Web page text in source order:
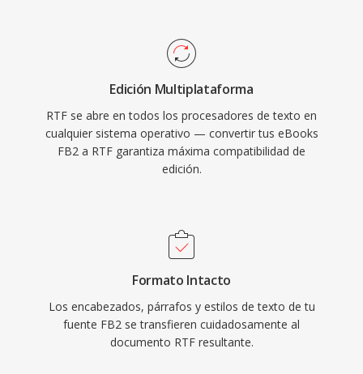
Edición Multiplataforma
RTF se abre en todos los procesadores de texto en
cualquier sistema operativo — convertir tus eBooks
FB2 a RTF garantiza máxima compatibilidad de
edición.
Formato Intacto
Los encabezados, párrafos y estilos de texto de tu
fuente FB2 se transfieren cuidadosamente al
documento RTF resultante.